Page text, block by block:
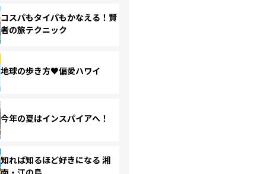
コスパもタイパもかなえる！賢
者の旅テクニック
地球の歩き方♥偏愛ハワイ
今年の夏はインスパイアへ！
知れば知るほど好きになる 湘